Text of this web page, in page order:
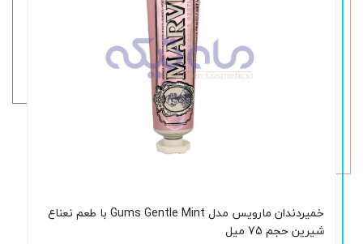
خمیردندان مارویس مدل Gums Gentle Mint با طعم نعناع
شیرین حجم 75 میل